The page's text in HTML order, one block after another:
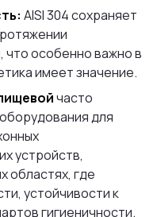
AISI 304 сохраняет
что особенно важно в
имеет значение.
часто
для
устройств,
областях, где
устойчивости к
гигиеничности.